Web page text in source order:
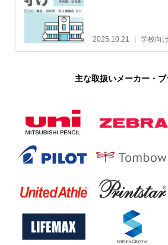
2025.10.21 学校向け
主な取扱いメーカー・ブ